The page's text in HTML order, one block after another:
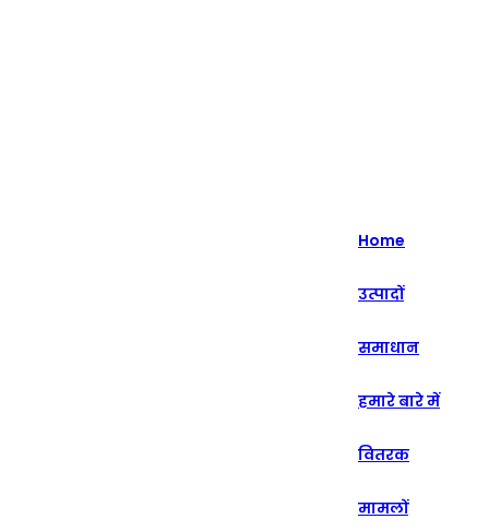
русский
Home
उत्पादों
समाधान
हमारे बारे में
वितरक
मामलों